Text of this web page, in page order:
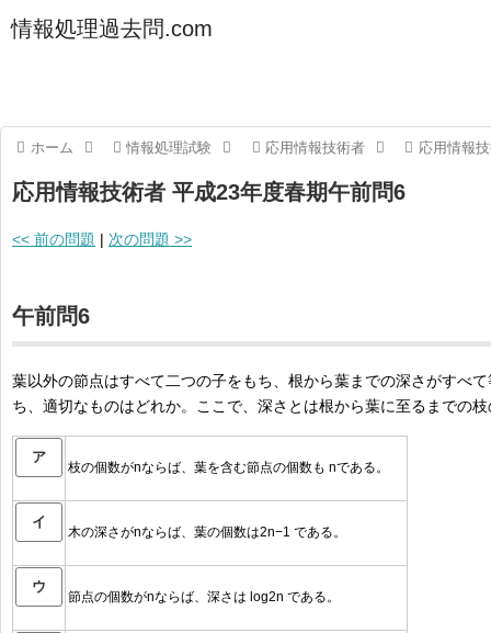
情報処理過去問.com
ホーム 情報処理試験 応用情報技術者 応用情報
応用情報技術者 平成23年度春期午前問6
<< 前の問題 | 次の問題 >>
午前問6
葉以外の節点はすべて二つの子をもち、根から葉までの深さがすべ
ち、適切なものはどれか。ここで、深さとは根から葉に至るまでの
ア
枝の個数がnならば、葉を含む節点の個数も nである。
イ
木の深さがnならば、葉の個数は2n−1 である。
ウ
節点の個数がnならば、深さは log2n である。